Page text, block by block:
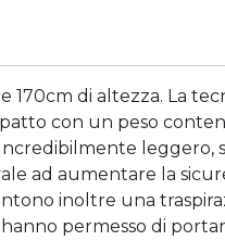
170cm di altezza. La
con un peso
ad aumentare la
inoltre una
permesso di